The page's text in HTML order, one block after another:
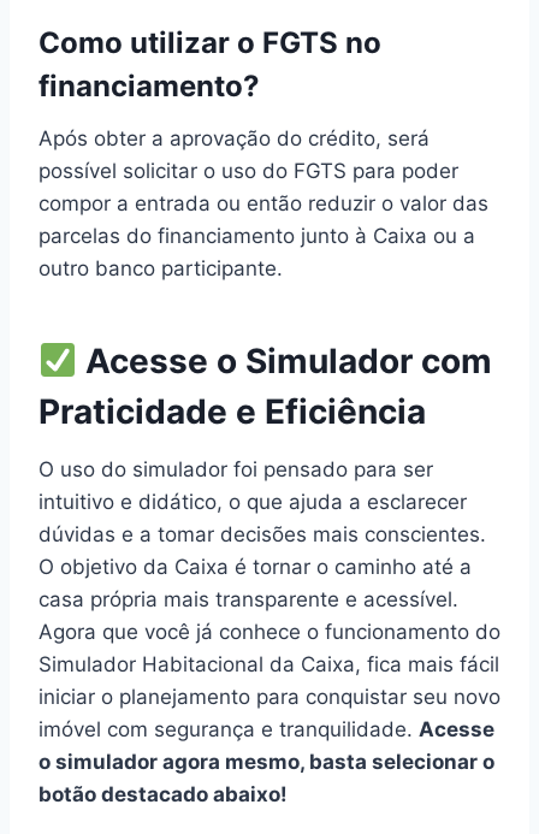
Como utilizar o FGTS no
financiamento?
Após obter a aprovação do crédito, será
possível solicitar o uso do FGTS para poder
compor a entrada ou então reduzir o valor das
parcelas do financiamento junto à Caixa ou a
outro banco participante.
Acesse o Simulador com
Praticidade e Eficiência
O uso do simulador foi pensado para ser
intuitivo e didático, o que ajuda a esclarecer
dúvidas e a tomar decisões mais conscientes.
O objetivo da Caixa é tornar o caminho até a
casa própria mais transparente e acessível.
Agora que você já conhece o funcionamento do
Simulador Habitacional da Caixa, fica mais fácil
iniciar o planejamento para conquistar seu novo
imóvel com segurança e tranquilidade. Acesse
o simulador agora mesmo, basta selecionar o
botão destacado abaixo!